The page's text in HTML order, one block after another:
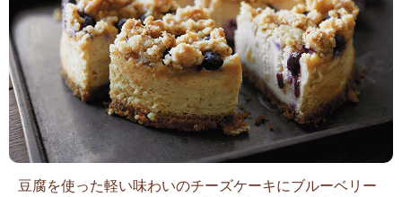
豆腐を使った軽い味わいのチーズケーキにブルーベリー